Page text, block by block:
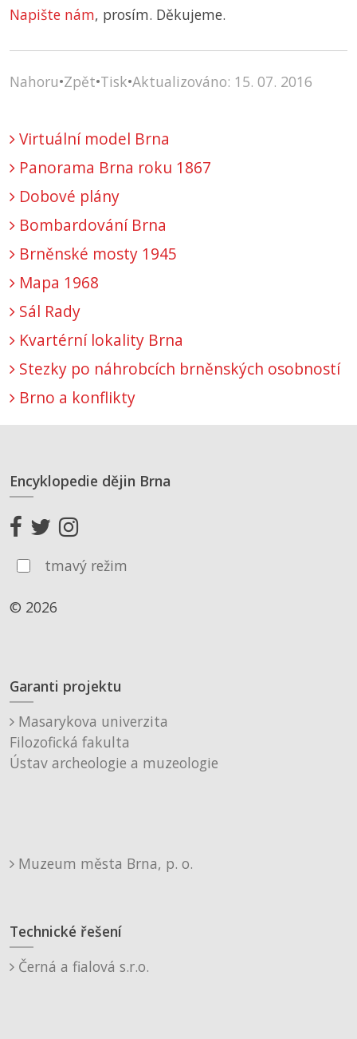
Napište nám, prosím. Děkujeme.
Nahoru•Zpět•Tisk•Aktualizováno: 15. 07. 2016
Virtuální model Brna
Panorama Brna roku 1867
Dobové plány
Bombardování Brna
Brněnské mosty 1945
Mapa 1968
Sál Rady
Kvartérní lokality Brna
Stezky po náhrobcích brněnských osobností
Brno a konflikty
Encyklopedie dějin Brna
tmavý režim
© 2026
Garanti projektu
Masarykova univerzita
Filozofická fakulta
Ústav archeologie a muzeologie
Muzeum města Brna, p. o.
Technické řešení
Černá a fialová s.r.o.